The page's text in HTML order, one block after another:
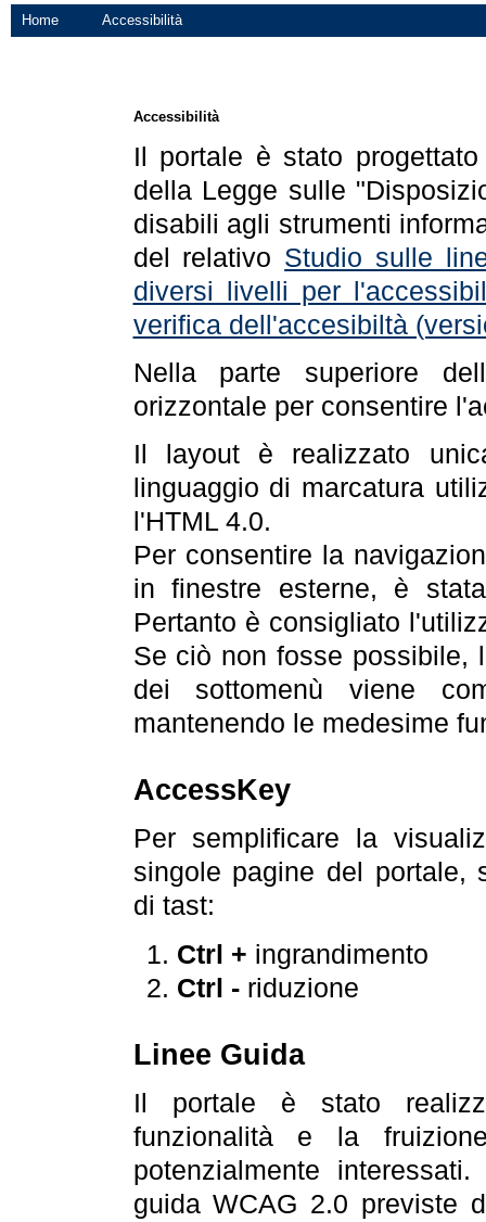
Home Accessibilità
Accessibilità
Il portale è stato
della Legge sulle
disabili agli strumenti
del relativo Studio sulle
diversi livelli per
verifica dell'accesibiltà
Nella parte superiore
orizzontale per consentire
Il layout è realizzato
linguaggio di marcatura
l'HTML 4.0.
Per consentire la
in finestre esterne, è
Pertanto è consigliato
Se ciò non fosse possibile,
dei sottomenù viene
mantenendo le medesime
AccessKey
Per semplificare la
singole pagine del portale,
di tast:
Ctrl + ingrandimento
Ctrl -riduzione
Linee Guida
Il portale è stato
funzionalità e la
potenzialmente
guida WCAG 2.0 previste